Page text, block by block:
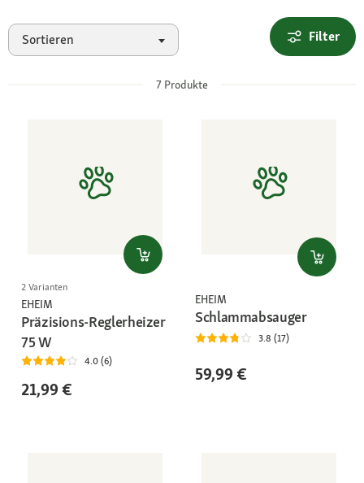
Sortieren Filter
7 Produkte
2 Varianten
EHEIM
Präzisions-Reglerheizer
75 W
4.0 (6)
21,99 €
EHEIM
Schlammabsauger
3.8 (17)
59,99 €